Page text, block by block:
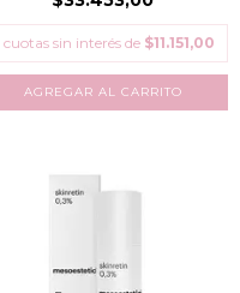
cuotas sin interés de $11.151,00